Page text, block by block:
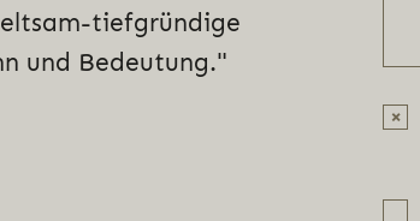
tiefgründige
und Bedeutung."